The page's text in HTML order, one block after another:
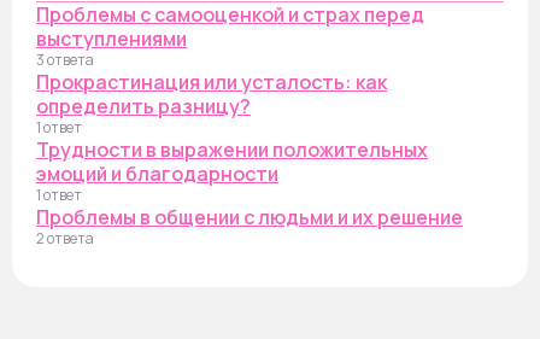
Проблемы с самооценкой и страх перед
выступлениями
3 ответа
Прокрастинация или усталость: как
определить разницу?
1 ответ
Трудности в выражении положительных
эмоций и благодарности
1 ответ
Проблемы в общении с людьми и их решение
2 ответа